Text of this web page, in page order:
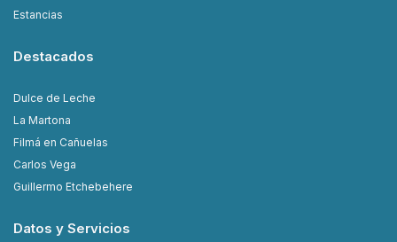
Estancias
Destacados
Dulce de Leche
La Martona
Filmá en Cañuelas
Carlos Vega
Guillermo Etchebehere
Datos y Servicios